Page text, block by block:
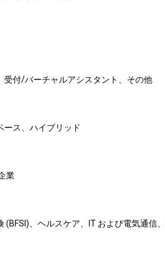
受付/バーチャルアシスタント、その他
ース、ハイブリッド
業
(BFSI)、ヘルスケア、IT および電気通信